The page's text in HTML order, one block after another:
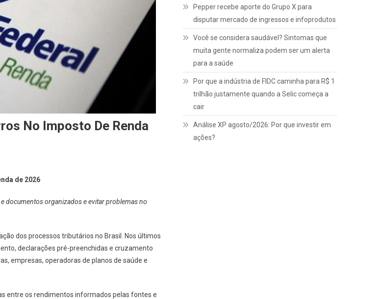
No Imposto De Renda
de 2026
documentos organizados e evitar problemas no
dos processos tributários no Brasil. Nos últimos
declarações pré-preenchidas e cruzamento
empresas, operadoras de planos de saúde e
entre os rendimentos informados pelas fontes e
Pepper recebe aporte do Grupo X para
disputar mercado de ingressos e infoprodutos
Você se considera saudável? Sintomas que
muita gente normaliza podem ser um alerta
para a saúde
Por que a indústria de FIDC caminha para R$ 1
trilhão justamente quando a Selic começa a
cair
Análise XP agosto/2026: Por que investir em
ações?